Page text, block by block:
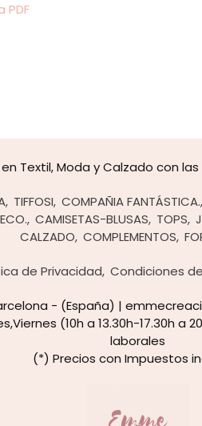
PDF
Textil, Moda y Calzado con
TIFFOSI COMPAÑIA FANTÁSTICA.
CAMISETAS-BLUSAS TOPS
CALZADO COMPLEMENTOS
de Privacidad Condiciones
- (España) |
(10h a 13.30h-17.30h a
laborales
(*) Precios con Impuestos